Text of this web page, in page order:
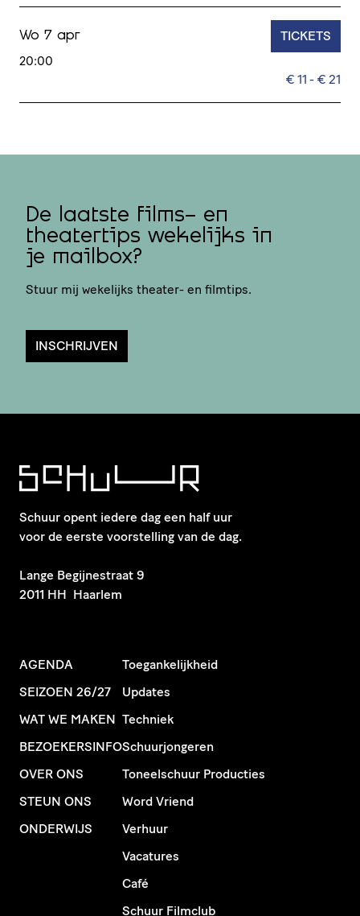
Wo 7 apr
20:00
€ 11 - € 21
TICKETS
De laatste films- en
theatertips wekelijks in
je mailbox?
Stuur mij wekelijks theater- en filmtips.
INSCHRIJVEN
Schuur opent iedere dag een half uur
voor de eerste voorstelling van de dag.
​Lange Begijnestraat 9
2011 HH Haarlem
AGENDA
SEIZOEN 26/27
WAT WE MAKEN
BEZOEKERSINFO
OVER ONS
STEUN ONS
ONDERWIJS
Toegankelijkheid
Updates
Techniek
Schuurjongeren
Toneelschuur Producties
Word Vriend
Verhuur
Vacatures
Café
Schuur Filmclub